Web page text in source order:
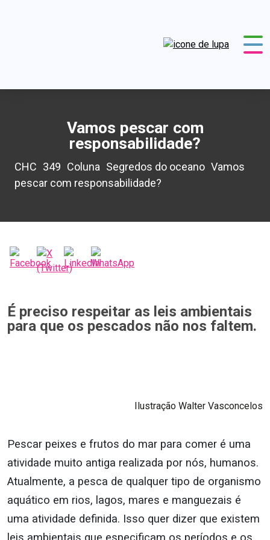
Vamos pescar com
responsabilidade?
CHC 349 Coluna Segredos do oceano Vamos
pescar com responsabilidade?
É preciso respeitar as leis ambientais
para que os pescados não nos faltem.
Ilustração Walter Vasconcelos
Pescar peixes e frutos do mar para comer é uma
atividade muito antiga realizada por nós, humanos.
Atualmente, a pesca de qualquer tipo de organismo
aquático em rios, lagos, mares e manguezais é
uma atividade definida. Isso quer dizer que existem
leis ambientais que especificam os períodos e os